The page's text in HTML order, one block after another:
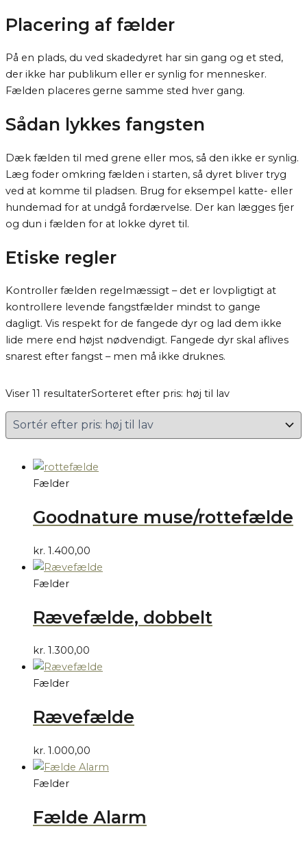
Placering af fælder
På en plads, du ved skadedyret har sin gang og et sted,
der ikke har publikum eller er synlig for mennesker.
Fælden placeres gerne samme sted hver gang.
Sådan lykkes fangsten
Dæk fælden til med grene eller mos, så den ikke er synlig.
Læg foder omkring fælden i starten, så dyret bliver tryg
ved at komme til pladsen. Brug for eksempel katte- eller
hundemad for at undgå fordærvelse. Der kan lægges fjer
og dun i fælden for at lokke dyret til.
Etiske regler
Kontroller fælden regelmæssigt – det er lovpligtigt at
kontrollere levende fangstfælder mindst to gange
dagligt. Vis respekt for de fangede dyr og lad dem ikke
lide mere end højst nødvendigt. Fangede dyr skal aflives
snarest efter fangst – men må ikke druknes.
Viser 11 resultaterSorteret efter pris: høj til lav
Fælder
Goodnature muse/rottefælde
kr. 1.400,00
Fælder
Rævefælde, dobbelt
kr. 1.300,00
Fælder
Rævefælde
kr. 1.000,00
Fælder
Fælde Alarm